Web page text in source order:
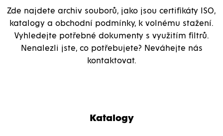
Zde najdete archiv souborů, jako jsou certifikáty ISO,
katalogy a obchodní podmínky, k volnému stažení.
Vyhledejte potřebné dokumenty s využitím filtrů.
Nenalezli jste, co potřebujete? Neváhejte nás
kontaktovat.
Katalogy